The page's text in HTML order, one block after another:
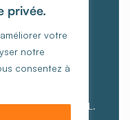
des revenus
de Jeunesse ASBL.
privée.
votre
notre
consentez à